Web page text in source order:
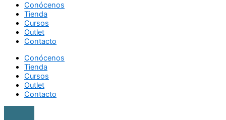
Conócenos
Tienda
Cursos
Outlet
Contacto
Conócenos
Tienda
Cursos
Outlet
Contacto